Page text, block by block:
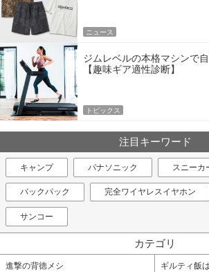
ニュース
ジムレベルの本格マシンで
【趣味ギア適性診断】
トピックス
注目キーワード
キャンプ パナソニック スニーカ
バックパック 完全ワイヤレスイヤホン
サンコー
カテゴリ
進撃の背徳メシ ギルティ飯